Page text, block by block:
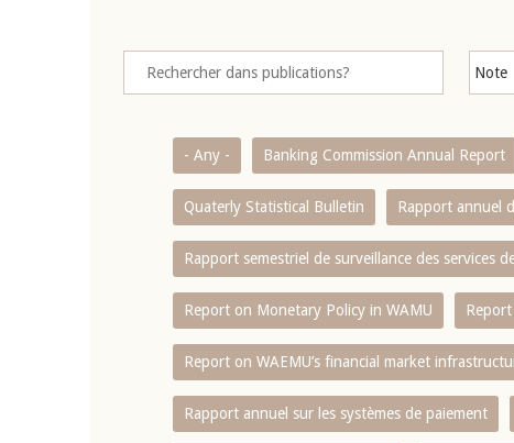
- Any - Banking Commission Annual Report
Quaterly Statistical Bulletin Rapport annuel
Rapport semestriel de surveillance des services
Report on Monetary Policy in WAMU
Report on WAEMU’s financial market
Rapport annuel sur les systèmes de paiement